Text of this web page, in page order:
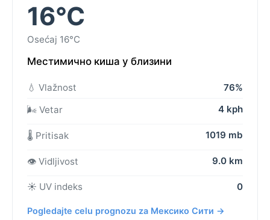
16°C
Osećaj 16°C
Местимично киша у близини
💧 Vlažnost
76%
🌬️ Vetar
4 kph
🌡️ Pritisak 1019 mb
👁️ Vidljivost 9.0 km
☀️ UV indeks 0
Pogledajte celu prognozu za Мексико Сити →